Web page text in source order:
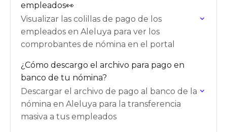
empleados👀
Visualizar las colillas de pago de los
empleados en Aleluya para ver los
comprobantes de nómina en el portal
¿Cómo descargo el archivo para pago en
banco de tu nómina?
Descargar el archivo de pago al banco de la
nómina en Aleluya para la transferencia
masiva a tus empleados